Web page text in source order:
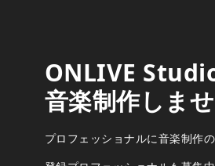
ONLIVE
音楽制作しま
プロフェッショナルに音楽制作